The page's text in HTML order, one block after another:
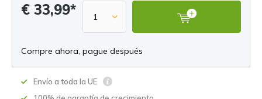
€ 33,99*
Compre ahora, pague después
Envío a toda la UE